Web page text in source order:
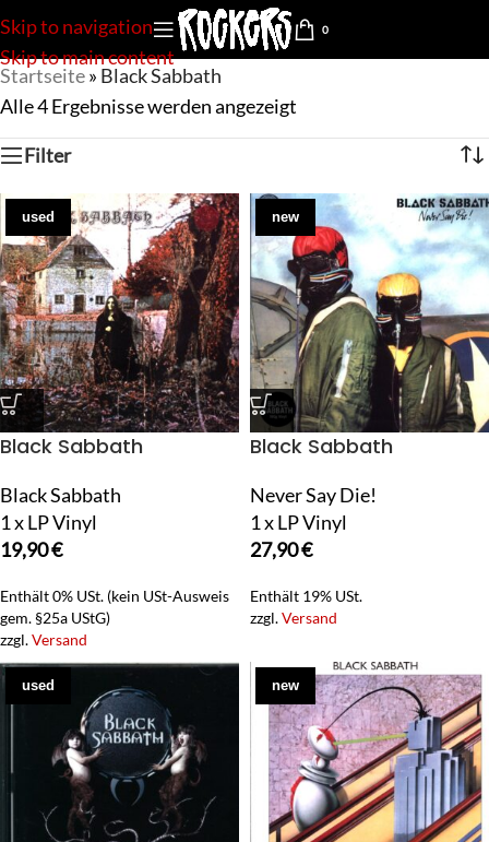
Skip to navigation
Skip to main content
0
Startseite» Black Sabbath
Alle 4 Ergebnisse werden angezeigt
Filter
used
Black Sabbath
Black Sabbath
1 x LP Vinyl
19,90€
Enthält 0% USt. (kein USt-Ausweis
gem. §25a UStG)
zzgl.Versand
new
Black Sabbath
Never Say Die!
1 x LP Vinyl
27,90€
Enthält 19% USt.
zzgl.Versand
used new